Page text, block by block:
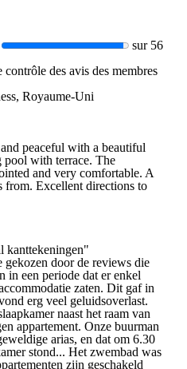
sur 56
des avis des membres
Royaume-Uni
peaceful with a beautiful
with terrace. The
and very comfortable. A
from. Excellent directions to
kanttekeningen"
gekozen door de reviews die
in een periode dat er enkel
zaten. Dit gaf in
erg veel geluidsoverlast.
naast het raam van
appartement. Onze buurman
arias, en dat om 6.30
stond... Het zwembad was
zijn geschakeld